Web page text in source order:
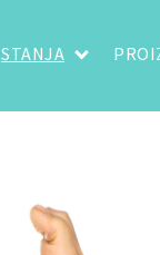
STANJA